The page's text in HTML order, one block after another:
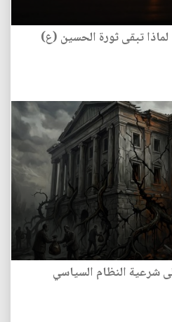
لماذا تبقى ثورة الحسين (ع)
شرعية النظام السياسي